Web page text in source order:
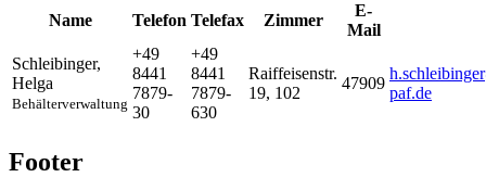
Name
Telefon Telefax Zimmer
E-
Mail
Schleibinger,
Helga
Behälterverwaltung
+49
8441
7879-
30
+49
8441
7879-
630
Raiffeisenstr.
19, 102
47909
paf.de
Footer